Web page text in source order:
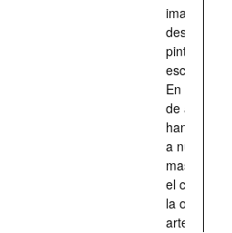
imaginado,
descrito,
pintado,
esculpido...
En definitiva,
de aquellos
han situado
a nuestras
mascotas en
el centro de
la obra de
arte.